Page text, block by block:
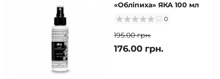
«Обліпиха» ЯКА 100 мл
0
195.00 грн.
176.00 грн.